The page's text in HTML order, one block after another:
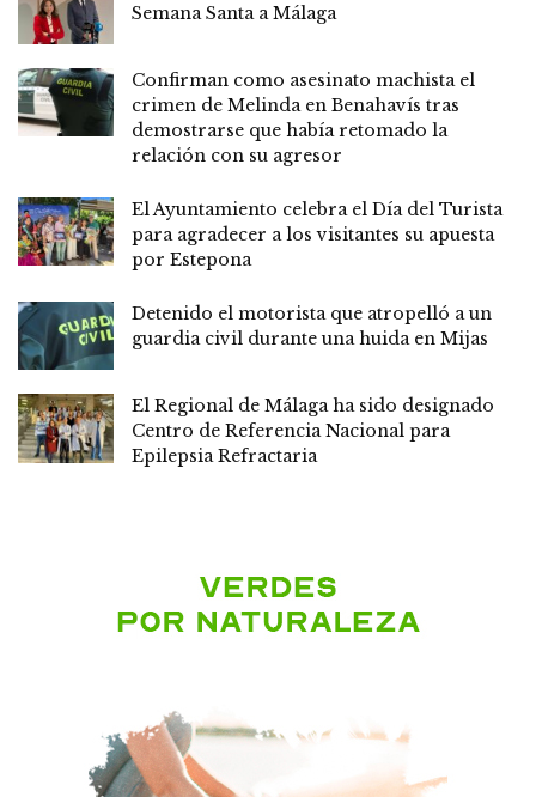
Semana Santa a Málaga
Confirman como asesinato machista el
crimen de Melinda en Benahavís tras
demostrarse que había retomado la
relación con su agresor
El Ayuntamiento celebra el Día del Turista
para agradecer a los visitantes su apuesta
por Estepona
Detenido el motorista que atropelló a un
guardia civil durante una huida en Mijas
El Regional de Málaga ha sido designado
Centro de Referencia Nacional para
Epilepsia Refractaria